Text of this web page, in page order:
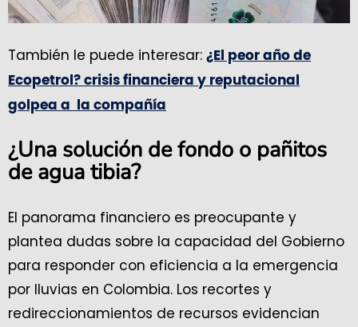
También le puede interesar: ¿El peor año de
Ecopetrol? crisis financiera y reputacional
golpea a la compañía
¿Una solución de fondo o pañitos
de agua tibia?
El panorama financiero es preocupante y
plantea dudas sobre la capacidad del Gobierno
para responder con eficiencia a la emergencia
por lluvias en Colombia. Los recortes y
redireccionamientos de recursos evidencian